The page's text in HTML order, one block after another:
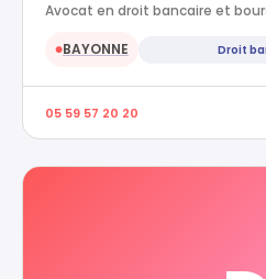
Avocat en droit bancaire et
●BAYONNE Droit
05 59 57 20 20